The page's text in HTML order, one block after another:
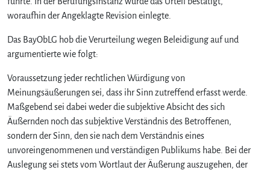
woraufhin der Angeklagte Revision einlegte.
Das BayObLG hob die Verurteilung wegen Beleidigung auf und
argumentierte wie folgt:
Voraussetzung jeder rechtlichen Würdigung von
Meinungsäußerungen sei, dass ihr Sinn zutreffend erfasst werde.
Maßgebend sei dabei weder die subjektive Absicht des sich
Äußernden noch das subjektive Verständnis des Betroffenen,
sondern der Sinn, den sie nach dem Verständnis eines
unvoreingenommenen und verständigen Publikums habe. Bei der
Auslegung sei stets vom Wortlaut der Äußerung auszugehen, der